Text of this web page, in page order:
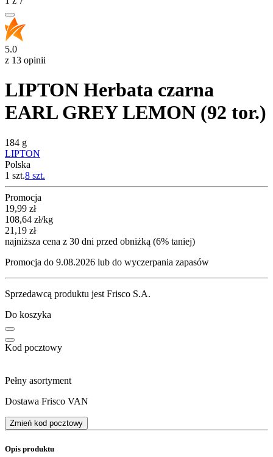
5.0
z 13 opinii
LIPTON Herbata czarna
EARL GREY LEMON (92 tor.)
184 g
LIPTON
Polska
1 szt.8 szt.
Promocja
Cena promocyjna
19,99 zł
108,64 zł/kg
21,19 zł
najniższa cena z 30 dni przed obniżką (6% taniej)
Promocja do 9.08.2026 lub do wyczerpania zapasów
Sprzedawcą produktu jest Frisco S.A.
Do koszyka
Kod pocztowy
Pełny asortyment
Dostawa Frisco VAN
Zmień kod pocztowy
Opis produktu